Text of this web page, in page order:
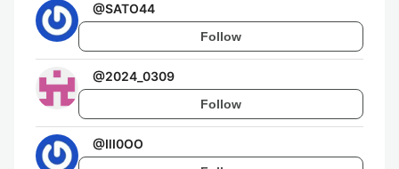
@SATO44
Follow
@2024_0309
Follow
@IlI0OO